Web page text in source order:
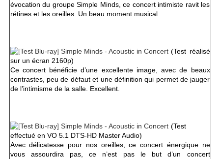
évocation du groupe Simple Minds, ce concert intimiste ravit les
rétines et les oreilles. Un beau moment musical.
(Test réalisé
sur un écran 2160p)
Ce concert bénéficie d’une excellente image, avec de beaux
contrastes, peu de défaut et une définition qui permet de jauger
de l’intimisme de la salle. Excellent.
(Test
effectué en VO 5.1 DTS-HD Master Audio)
Avec délicatesse pour nos oreilles, ce concert énergique ne
vous assourdira pas, ce n’est pas le but d’un concert